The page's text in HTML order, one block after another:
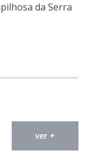
da Serra
ver +